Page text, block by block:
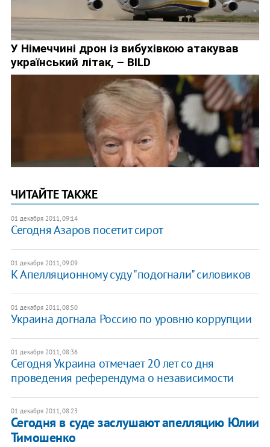
ЧИТАЙТЕ ТАКЖЕ
01 декабря 2011, 09:14
Сегодня Азаров посетит сирот
01 декабря 2011, 09:09
К Апелляционному суду "подогнали" силовиков
01 декабря 2011, 08:50
​Украина догнала Россию по уровню коррупции
01 декабря 2011, 08:36
Сегодня Украина отмечает 20 лет со дня
проведения референдума о независимости
01 декабря 2011, 08:23
Сегодня в суде заслушают апелляцию Юлии
Тимошенко